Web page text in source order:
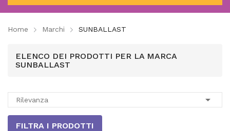
Home Marchi SUNBALLAST
ELENCO DEI PRODOTTI PER LA MARCA
SUNBALLAST
Rilevanza 
FILTRA I PRODOTTI